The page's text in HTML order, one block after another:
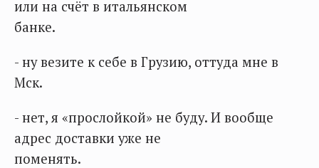
или на счёт в итальянском
банке.
- ну везите к себе в Грузию, оттуда мне в
Мск.
- нет, я «прослойкой» не буду. И вообще
адрес доставки уже не
поменять.